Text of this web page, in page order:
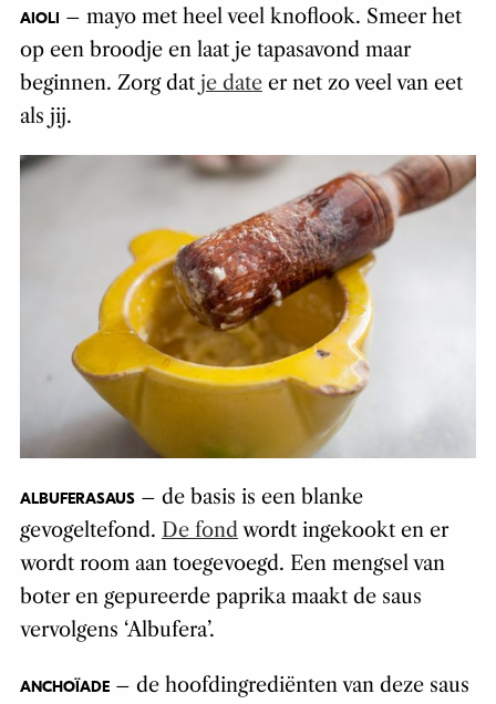
AIOLI – mayo met heel veel knoflook. Smeer het
op een broodje en laat je tapasavond maar
beginnen. Zorg dat je dateer net zo veel van eet
als jij.
ALBUFERASAUS– de basis is een blanke
gevogeltefond. De fond wordt ingekookt en er
wordt room aan toegevoegd. Een mengsel van
boter en gepureerde paprika maakt de saus
vervolgens ‘Albufera’.
ANCHOÏADE– de hoofdingrediënten van deze saus